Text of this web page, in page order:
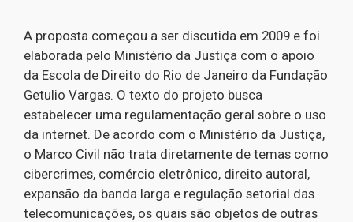
A proposta começou a ser discutida em 2009 e foi
elaborada pelo Ministério da Justiça com o apoio
da Escola de Direito do Rio de Janeiro da Fundação
Getulio Vargas. O texto do projeto busca
estabelecer uma regulamentação geral sobre o uso
da internet. De acordo com o Ministério da Justiça,
o Marco Civil não trata diretamente de temas como
cibercrimes, comércio eletrônico, direito autoral,
expansão da banda larga e regulação setorial das
telecomunicações, os quais são objetos de outras